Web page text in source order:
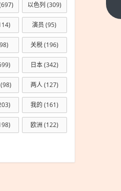
以色列 (309)
演员 (95)
关税(196)
日本(342)
(98) 两人(127)
我的 (161)
欧洲 (122)